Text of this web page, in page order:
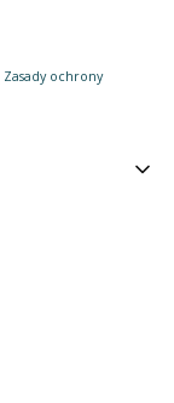
Zasady ochrony